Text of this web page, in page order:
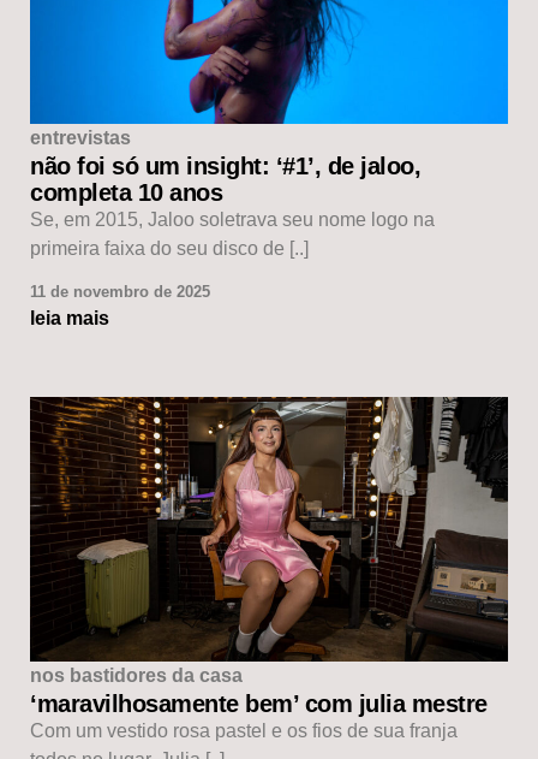
entrevistas
não foi só um insight: ‘#1’, de jaloo,
completa 10 anos
Se, em 2015, Jaloo soletrava seu nome logo na
primeira faixa do seu disco de [..]
11 de novembro de 2025
leia mais
nos bastidores da casa
‘maravilhosamente bem’ com julia mestre
Com um vestido rosa pastel e os fios de sua franja